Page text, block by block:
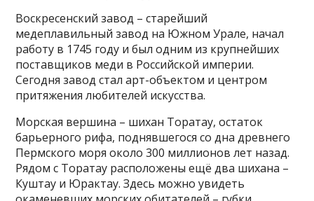
Воскресенский завод – старейший
медеплавильный завод на Южном Урале, начал
работу в 1745 году и был одним из крупнейших
поставщиков меди в Российской империи.
Сегодня завод стал арт-объектом и центром
притяжения любителей искусства.
Морская вершина – шихан Торатау, остаток
барьерного рифа, поднявшегося со дна древнего
Пермского моря около 300 миллионов лет назад.
Рядом с Торатау расположены ещё два шихана –
Куштау и Юрактау. Здесь можно увидеть